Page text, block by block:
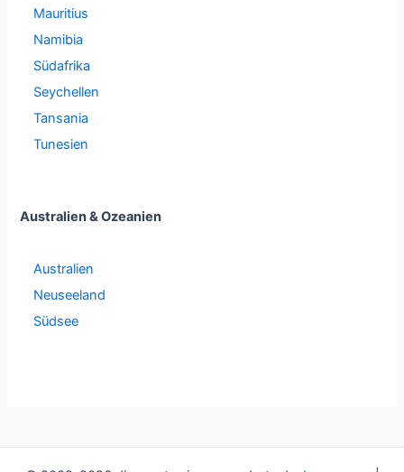
Mauritius
Namibia
Südafrika
Seychellen
Tansania
Tunesien
Australien & Ozeanien
Australien
Neuseeland
Südsee